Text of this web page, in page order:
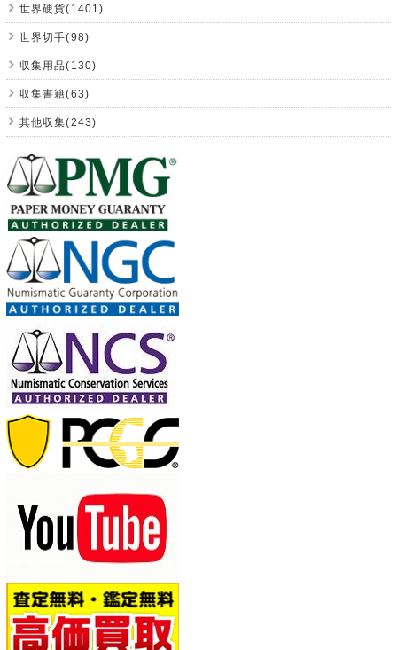
世界硬貨(1401)
世界切手(98)
収集用品(130)
収集書籍(63)
其他収集(243)